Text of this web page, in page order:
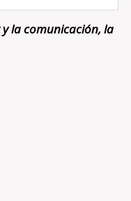
la comunicación, la